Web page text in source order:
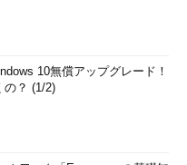
10無償アップグレード！
の？ (1/2)